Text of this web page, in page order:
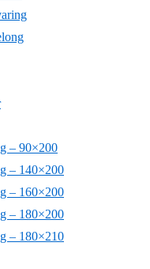
– 90×200
– 140×200
– 160×200
– 180×200
– 180×210